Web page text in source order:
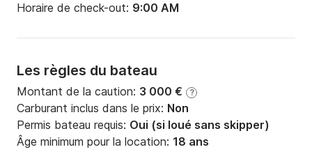
Horaire de check-out: 9:00 AM
Les règles du bateau
Montant de la caution: 3 000 € ?
Carburant inclus dans le prix: Non
Permis bateau requis: Oui (si loué sans skipper)
Âge minimum pour la location: 18 ans